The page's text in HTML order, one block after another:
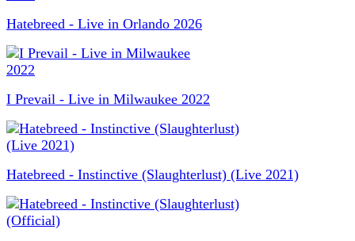
Hatebreed - Live in Orlando 2026
I Prevail - Live in Milwaukee 2022
Hatebreed - Instinctive (Slaughterlust) (Live 2021)